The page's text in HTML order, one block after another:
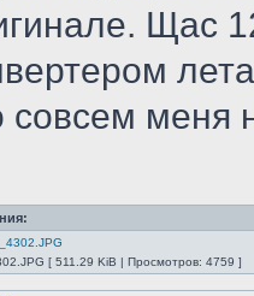
Щас
совсем меня
[ 511.29 KiB | Просмотров: 4759 ]